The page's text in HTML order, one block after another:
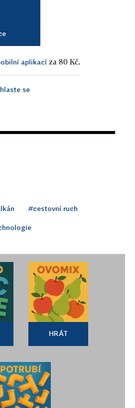
aplikací za 80 Kč.
se
#cestovní ruch
HRÁT